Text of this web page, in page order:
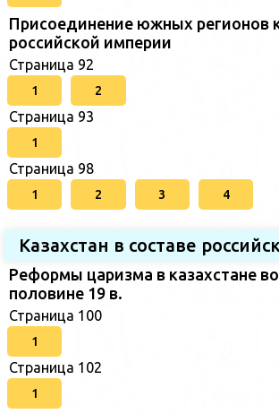
Присоединение южных регионов
российской империи
Страница 92
1 2
Страница 93
1
Страница 98
1 2 3 4
Казахстан в составе
Реформы царизма в казахстане
половине 19 в.
Страница 100
1
Страница 102
1